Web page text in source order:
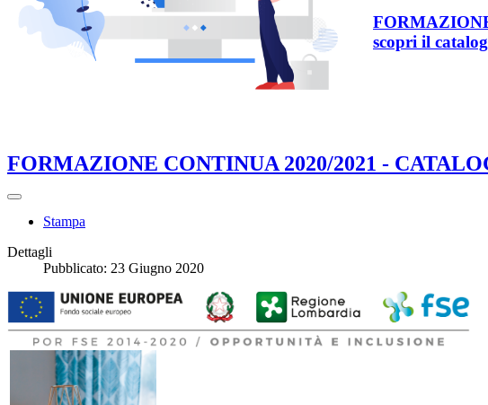
scopri il
FORMAZIONE CONTINUA 2020/2021 -
Stampa
Dettagli
Pubblicato: 23 Giugno 2020